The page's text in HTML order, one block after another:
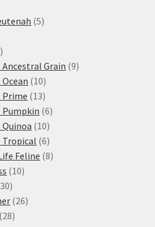
55
62
produktů
Ancestral Grain 99
1010
produktů
Prime 1313
produktů
Pumpkin 66
Quinoa 1010
produktů
Tropical 66
produktů
Feline 88
1010
3030
produktů
2626
2828